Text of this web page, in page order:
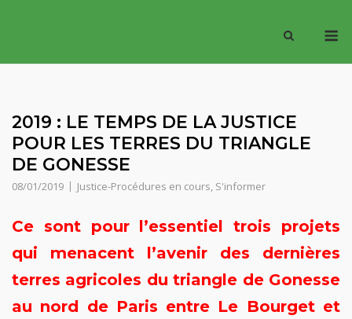
2019 : LE TEMPS DE LA JUSTICE
POUR LES TERRES DU TRIANGLE
DE GONESSE
08/01/2019 Justice-Procédures en cours, S'informer
Ce sont pour l’essentiel trois projets
qui menacent l’avenir des dernières
terres agricoles du triangle de Gonesse
au nord de Paris entre Le Bourget et